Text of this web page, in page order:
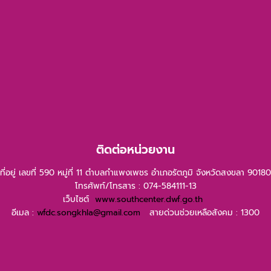
ติดต่อหน่วยงาน
ที่อยู่ เลขที่ 590 หมู่ที่ 11 ตำบลกำแพงเพชร อำเภอรัตภูมิ จังหวัดสงขลา 90180
โทรศัพท์/โทรสาร : 074-584111-13
เว็บไซต์ www.southcenter.dwf.go.th
อีเมล : wfdc.songkhla@gmail.com สายด่วนช่วยเหลือสังคม : 1300